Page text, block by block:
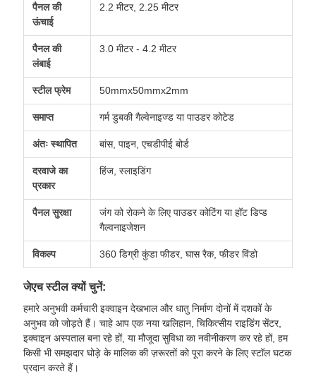
पैनल की
ऊंचाई
2.2 मीटर, 2.25 मीटर
पैनल की
लंबाई
3.0 मीटर - 4.2 मीटर
स्टील फ्रेम 50mmx50mmx2mm
समाप्त गर्म डुबकी गैल्वेनाइज्ड या पाउडर कोटेड
अंतः स्थापित बांस, पाइन, एचडीपीई बोर्ड
दरवाजे का
प्रकार
हिंज, स्लाइडिंग
पैनल सुरक्षा
जंग को रोकने के लिए पाउडर कोटिंग या हॉट डिप्ड
गैल्वनाइजेशन
विकल्प 360 डिग्री कुंडा फीडर, घास रैक, फीडर विंडो
जेएच स्टील क्यों चुनें:
हमारे अनुभवी कर्मचारी इक्वाइन देखभाल और धातु निर्माण दोनों में दशकों के
अनुभव को जोड़ते हैं। चाहे आप एक नया खलिहान, चिकित्सीय राइडिंग सेंटर,
इक्वाइन अस्पताल बना रहे हों, या मौजूदा सुविधा का नवीनीकरण कर रहे हों, हम
किसी भी समझदार घोड़े के मालिक की ज़रूरतों को पूरा करने के लिए स्टॉल घटक
प्रदान करते हैं।